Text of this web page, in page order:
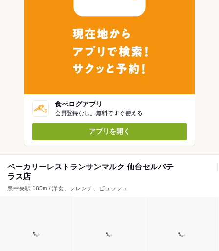
食べログアプリ
会員登録なし。無料ですぐ使える
アプリを開く
ベーカリーレストランサンマルク 仙台セルバテ
ラス店
泉中央駅 185m / 洋食、フレンチ、ビュッフェ